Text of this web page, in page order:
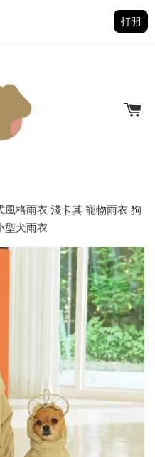
打開
格雨衣 淺卡其 寵物雨衣 狗
型犬雨衣